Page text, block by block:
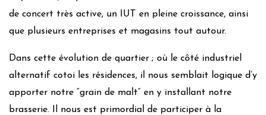
de concert très active, un IUT en pleine croissance, ainsi
que plusieurs entreprises et magasins tout autour.
Dans cette évolution de quartier ; où le côté industriel
alternatif cotoi les résidences, il nous semblait logique d’y
apporter notre “grain de malt” en y installant notre
brasserie. Il nous est primordial de participer à la